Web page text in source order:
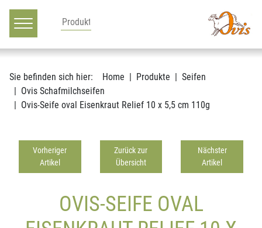
Hauptnavigation
Zum Inhalt
Sie befinden sich hier: Home Produkte
Seifen
Ovis Schafmilchseifen
Ovis-Seife oval Eisenkraut Relief 10 x 5,5 cm 110g
Vorheriger
Artikel
Zurück zur
Übersicht
Nächster
Artikel
OVIS-SEIFE OVAL